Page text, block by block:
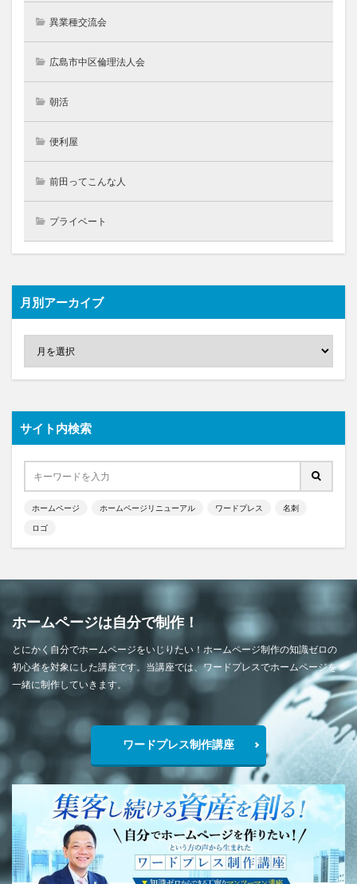
異業種交流会
広島市中区倫理法人会
朝活
便利屋
前田ってこんな人
プライベート
月別アーカイブ
サイト内検索
ホームページ ホームページリニューアル ワードプレス 名刺
ロゴ
ホームページは自分で制作！
とにかく自分でホームページをいじりたい！ホームページ制作の知識ゼロの
初心者を対象にした講座です。当講座では、ワードプレスでホームページを
一緒に制作していきます。
ワードプレス制作講座